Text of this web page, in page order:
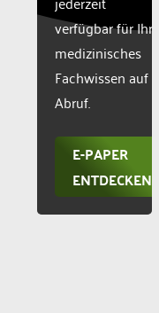
verfügbar für Ihr
medizinisches
Fachwissen auf
Abruf.
E-PAPER
ENTDECKEN